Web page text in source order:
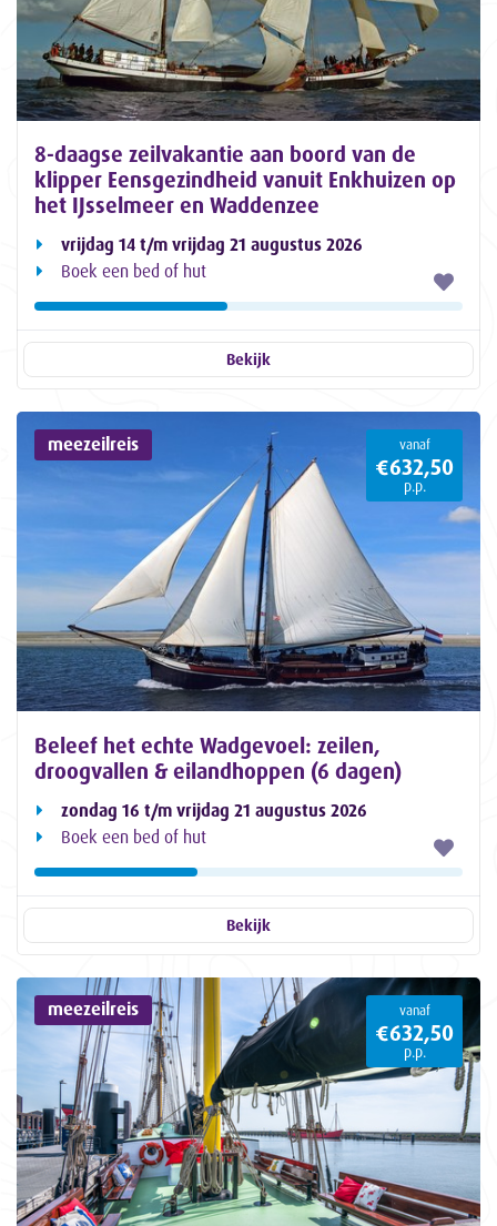
8-daagse zeilvakantie aan boord van de
klipper Eensgezindheid vanuit Enkhuizen op
het IJsselmeer en Waddenzee
vrijdag 14 t/m vrijdag 21 augustus 2026
Boek een bed of hut
Bekijk
meezeilreis vanaf
€632,50
p.p.
Beleef het echte Wadgevoel: zeilen,
droogvallen & eilandhoppen (6 dagen)
zondag 16 t/m vrijdag 21 augustus 2026
Boek een bed of hut
Bekijk
meezeilreis vanaf
€632,50
p.p.